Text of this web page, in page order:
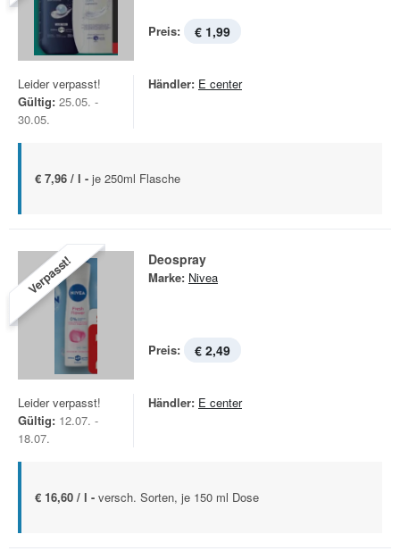
Preis: € 1,99
Leider verpasst!
Gültig: 25.05. -
30.05.
Händler: E center
€ 7,96 / l - je 250ml Flasche
Verpasst! Deospray
Marke: Nivea
Preis: € 2,49
Leider verpasst!
Gültig: 12.07. -
18.07.
Händler: E center
€ 16,60 / l - versch. Sorten, je 150 ml Dose